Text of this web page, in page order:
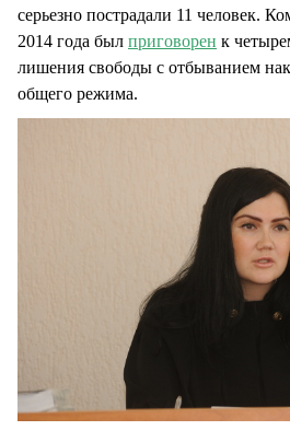
серьезно пострадали 11 человек.
2014 года был приговорен к
лишения свободы с отбыванием
общего режима.